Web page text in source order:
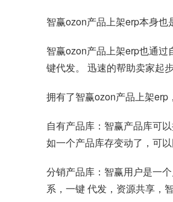
智赢ozon产品上架erp本身也
智赢ozon产品上架erp也通
键代发。 迅速的帮助卖家起
拥有了智赢ozon产品上架erp
自有产品库：智赢产品库可
如一个产品库存变动了，可
分销产品库：智赢用户是一
系，一键 代发，资源共享，